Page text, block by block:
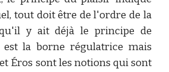
tout doit être de l'ordre de la
y ait déjà le principe de
la borne régulatrice mais
Éros sont les notions qui sont